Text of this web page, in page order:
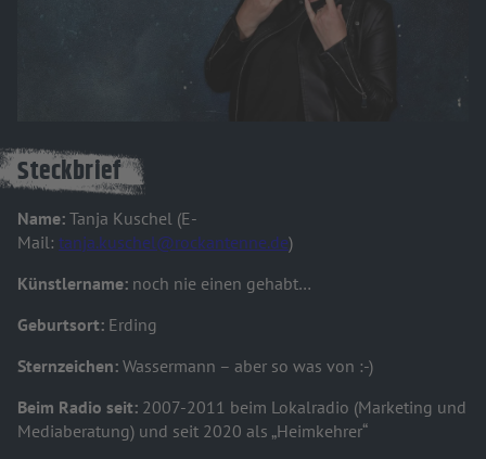
Steckbrief
Name: Tanja Kuschel (E-
Mail: tanja.kuschel@rockantenne.de)
Künstlername: noch nie einen gehabt…
Geburtsort: Erding
Sternzeichen: Wassermann – aber so was von :-)
Beim Radio seit: 2007-2011 beim Lokalradio (Marketing und
Mediaberatung) und seit 2020 als „Heimkehrer“